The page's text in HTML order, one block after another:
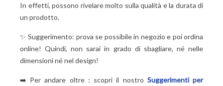
In effetti, possono rivelare molto sulla qualità e la durata di
un prodotto.
✨ Suggerimento: prova se possibile in negozio e poi ordina
online! Quindi, non sarai in grado di sbagliare, né nelle
dimensioni né nel design!
➡️ Per andare oltre : scopri il nostro Suggerimenti per